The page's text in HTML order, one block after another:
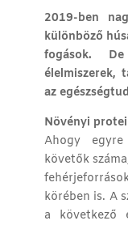
2019-ben
különböző
fogások.
élelmiszerek,
az
Növényi
Ahogy
követők
körében is. A
a következő